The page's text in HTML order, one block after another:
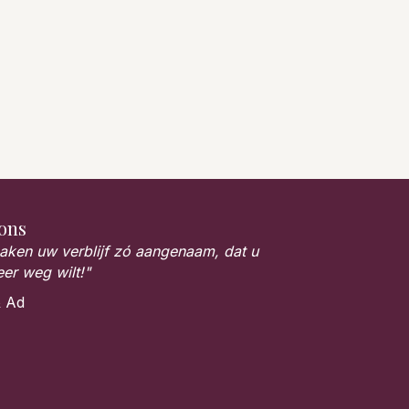
uw verblijf zó aangenaam, dat u
weg wilt!"
Ad